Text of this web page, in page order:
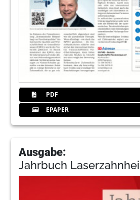
PDF
EPAPER
Ausgabe:
Jahrbuch